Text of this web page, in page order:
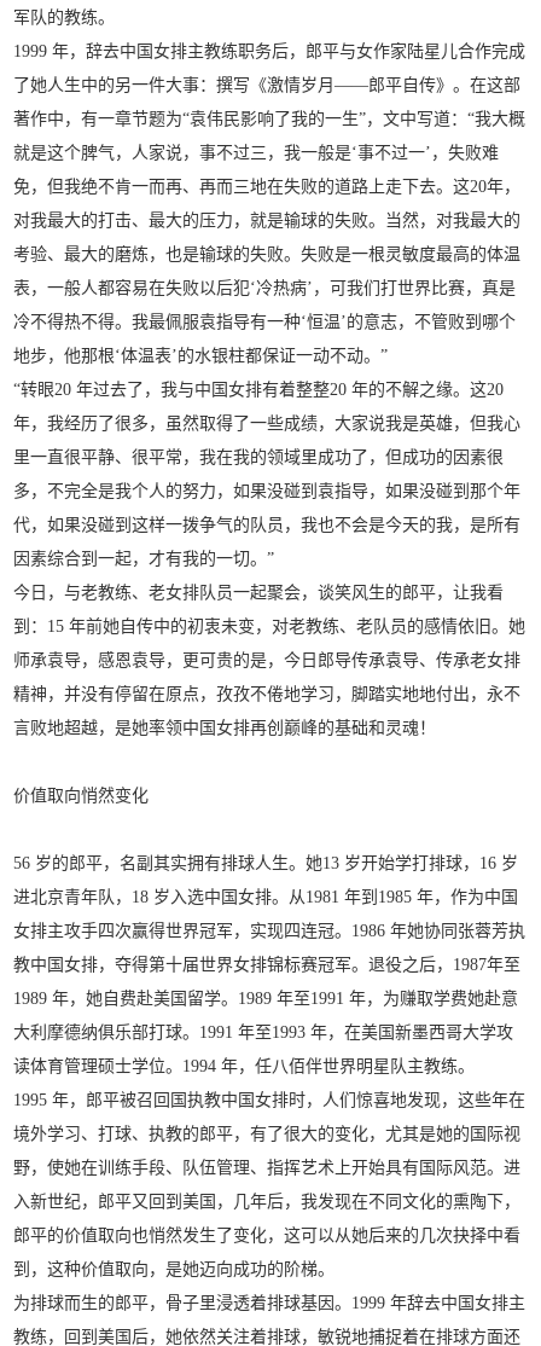
军队的教练。
1999 年，辞去中国女排主教练职务后，郎平与女作家陆星儿合作完成
了她人生中的另一件大事：撰写《激情岁月——郎平自传》。在这部
著作中，有一章节题为“袁伟民影响了我的一生”，文中写道：“我大概
就是这个脾气，人家说，事不过三，我一般是‘事不过一’，失败难
免，但我绝不肯一而再、再而三地在失败的道路上走下去。这20年，
对我最大的打击、最大的压力，就是输球的失败。当然，对我最大的
考验、最大的磨炼，也是输球的失败。失败是一根灵敏度最高的体温
表，一般人都容易在失败以后犯‘冷热病’，可我们打世界比赛，真是
冷不得热不得。我最佩服袁指导有一种‘恒温’的意志，不管败到哪个
地步，他那根‘体温表’的水银柱都保证一动不动。”
“转眼20 年过去了，我与中国女排有着整整20 年的不解之缘。这20
年，我经历了很多，虽然取得了一些成绩，大家说我是英雄，但我心
里一直很平静、很平常，我在我的领域里成功了，但成功的因素很
多，不完全是我个人的努力，如果没碰到袁指导，如果没碰到那个年
代，如果没碰到这样一拨争气的队员，我也不会是今天的我，是所有
因素综合到一起，才有我的一切。”
今日，与老教练、老女排队员一起聚会，谈笑风生的郎平，让我看
到：15 年前她自传中的初衷未变，对老教练、老队员的感情依旧。她
师承袁导，感恩袁导，更可贵的是，今日郎导传承袁导、传承老女排
精神，并没有停留在原点，孜孜不倦地学习，脚踏实地地付出，永不
言败地超越，是她率领中国女排再创巅峰的基础和灵魂！
价值取向悄然变化
56 岁的郎平，名副其实拥有排球人生。她13 岁开始学打排球，16 岁
进北京青年队，18 岁入选中国女排。从1981 年到1985 年，作为中国
女排主攻手四次赢得世界冠军，实现四连冠。1986 年她协同张蓉芳执
教中国女排，夺得第十届世界女排锦标赛冠军。退役之后，1987年至
1989 年，她自费赴美国留学。1989 年至1991 年，为赚取学费她赴意
大利摩德纳俱乐部打球。1991 年至1993 年，在美国新墨西哥大学攻
读体育管理硕士学位。1994 年，任八佰伴世界明星队主教练。
1995 年，郎平被召回国执教中国女排时，人们惊喜地发现，这些年在
境外学习、打球、执教的郎平，有了很大的变化，尤其是她的国际视
野，使她在训练手段、队伍管理、指挥艺术上开始具有国际风范。进
入新世纪，郎平又回到美国，几年后，我发现在不同文化的熏陶下，
郎平的价值取向也悄然发生了变化，这可以从她后来的几次抉择中看
到，这种价值取向，是她迈向成功的阶梯。
为排球而生的郎平，骨子里浸透着排球基因。1999 年辞去中国女排主
教练，回到美国后，她依然关注着排球，敏锐地捕捉着在排球方面还